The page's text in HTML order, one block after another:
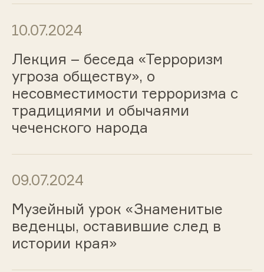
10.07.2024
Лекция – беседа «Терроризм
угроза обществу», о
несовместимости терроризма с
традициями и обычаями
чеченского народа
09.07.2024
Музейный урок «Знаменитые
веденцы, оставившие след в
истории края»